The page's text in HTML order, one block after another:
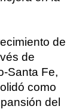
de
de
Santa Fe,
como
del